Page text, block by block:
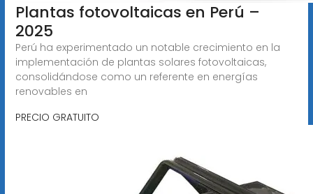
Plantas fotovoltaicas en Perú –
2025
Perú ha experimentado un notable crecimiento en la
implementación de plantas solares fotovoltaicas,
consolidándose como un referente en energías
renovables en
PRECIO GRATUITO